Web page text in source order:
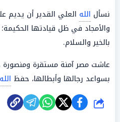
نسأل الله العلي القدير أن يديم
والأمجاد في ظل قيادتها
بالخير والسلام.
عاشت مصر آمنة مستقرة ومنصورة
بسواعد رجالها وأبطالها، حفظ الله
شارك